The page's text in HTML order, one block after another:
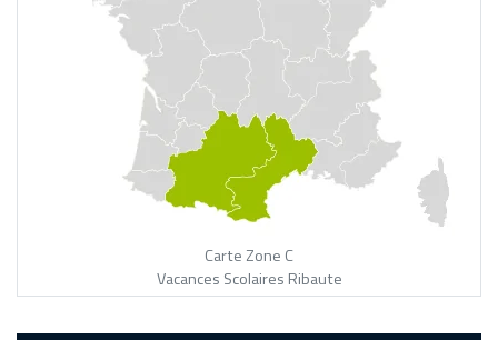
Carte Zone C
Vacances Scolaires Ribaute